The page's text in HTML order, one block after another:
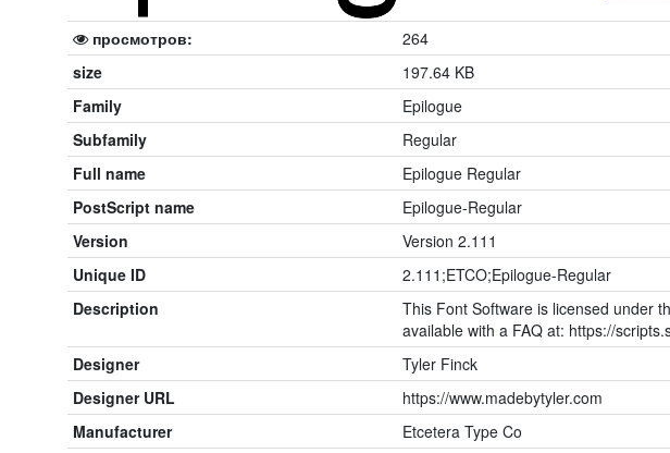
просмотров:
264
size
197.64 KB
Family
Epilogue
Subfamily
Regular
Full name
Epilogue Regular
PostScript name
Epilogue-Regular
Version
Version 2.111
Unique ID
2.111;ETCO;Epilogue-Regular
Description
This Font Software is licensed under
available with a FAQ at: https://
Designer
Tyler Finck
Designer URL
https://www.madebytyler.com
Manufacturer
Etcetera Type Co